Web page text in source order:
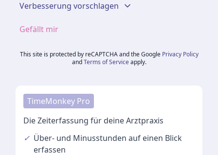
Verbesserung vorschlagen
Gefällt mir
This site is protected by reCAPTCHA and the Google Privacy Policy
and Terms of Service apply.
TimeMonkey Pro
Die Zeiterfassung für deine Arztpraxis
✓ Über- und Minusstunden auf einen Blick
erfassen